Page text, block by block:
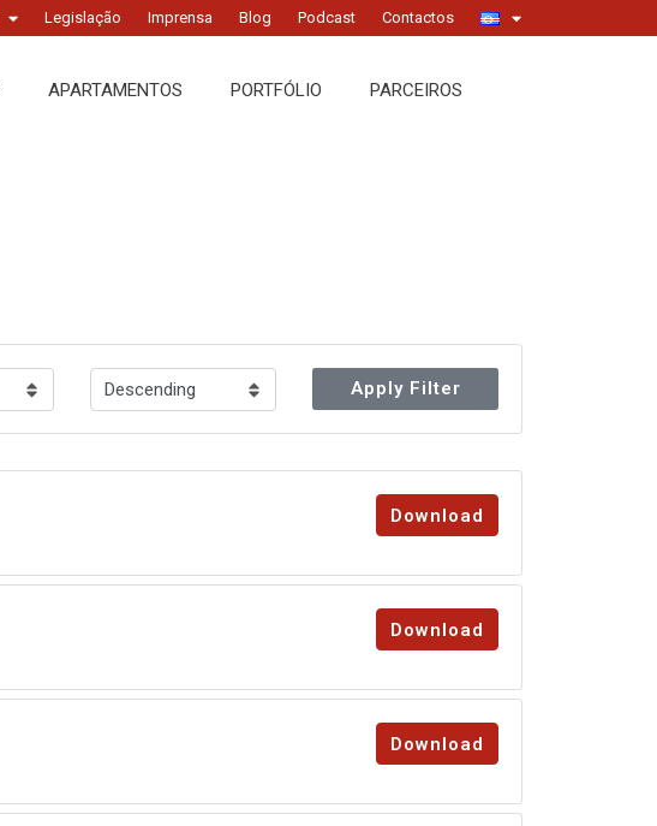
Legislação Imprensa Blog Podcast Contactos
APARTAMENTOS PORTFÓLIO PARCEIROS
Apply Filter
Download
Download
Download